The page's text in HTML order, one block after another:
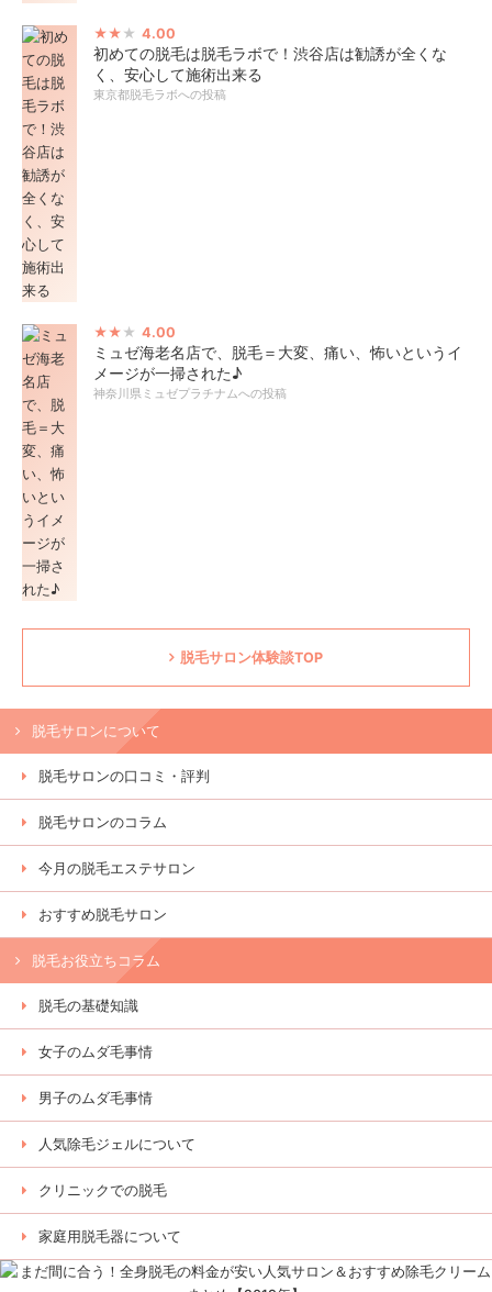
4.00
初めての脱毛は脱毛ラボで！渋谷店は勧誘が全くな
く、安心して施術出来る
東京都脱毛ラボへの投稿
4.00
ミュゼ海老名店で、脱毛＝大変、痛い、怖いというイ
メージが一掃された♪
神奈川県ミュゼプラチナムへの投稿
脱毛サロン体験談TOP
脱毛サロンについて
脱毛サロンの口コミ・評判
脱毛サロンのコラム
今月の脱毛エステサロン
おすすめ脱毛サロン
脱毛お役立ちコラム
脱毛の基礎知識
女子のムダ毛事情
男子のムダ毛事情
人気除毛ジェルについて
クリニックでの脱毛
家庭用脱毛器について